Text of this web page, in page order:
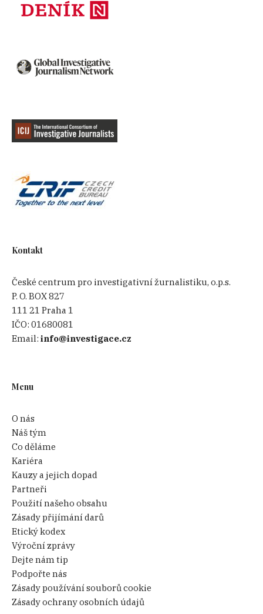
Kontakt
České centrum pro investigativní žurnalistiku, o.p.s.
P. O. BOX 827
111 21 Praha 1
IČO:01680081
Email:info@investigace.cz
Menu
O nás
Náš tým
Co děláme
Kariéra
Kauzy a jejich dopad
Partneři
Použití našeho obsahu
Zásady přijímání darů
Etický kodex
Výroční zprávy
Dejte nám tip
Podpořte nás
Zásady používání souborů cookie
Zásady ochrany osobních údajů